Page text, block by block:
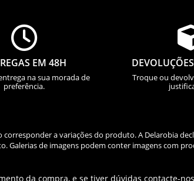

EM 48H
na sua morada de
preferência.
Troque ou
a variações do produto. A Delarobia
Galerias de imagens podem conter imagens com
da compra, e se tiver dúvidas contacte-